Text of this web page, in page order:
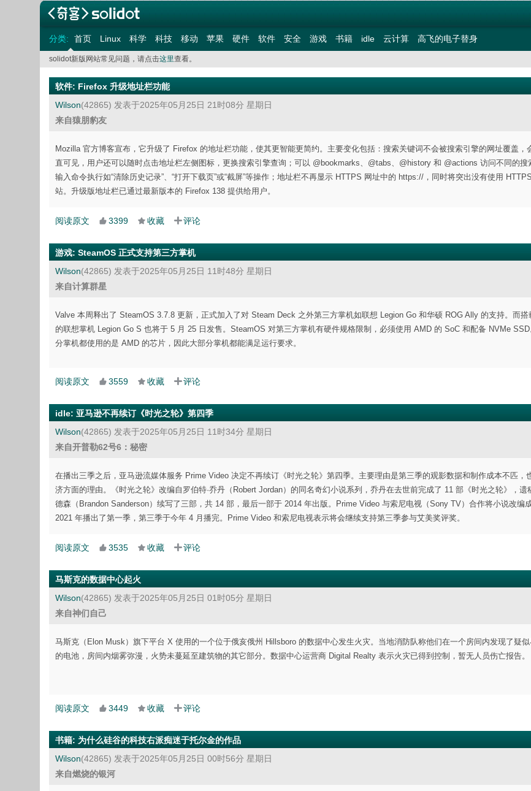
分类: 首页 Linux 科学 科技 移动 苹果 硬件 软件 安全 游戏 书籍 idle 云计算 高飞的电子替身
solidot新版网站常见问题，请点击这里查看。
软件: Firefox 升级地址栏功能
Wilson(42865) 发表于2025年05月25日 21时08分 星期日
来自猿朋豹友
Mozilla 官方博客宣布，它升级了 Firefox 的地址栏功能，使其更智能更简约。主要变化包括：搜索关键词不会被搜索引擎的网址覆盖，
直可见，用户还可以随时点击地址栏左侧图标，更换搜索引擎查询；可以 @bookmarks、@tabs、@history 和 @actions 访问不同的搜
输入命令执行如“清除历史记录”、“打开下载页”或“截屏”等操作；地址栏不再显示 HTTPS 网址中的 https://，同时将突出没有使用
站。升级版地址栏已通过最新版本的 Firefox 138 提供给用户。
阅读原文 3399 收藏 评论
游戏: SteamOS 正式支持第三方掌机
Wilson(42865) 发表于2025年05月25日 11时48分 星期日
来自计算群星
Valve 本周释出了 SteamOS 3.7.8 更新，正式加入了对 Steam Deck 之外第三方掌机如联想 Legion Go 和华硕 ROG Ally 的支持。而搭
的联想掌机 Legion Go S 也将于 5 月 25 日发售。SteamOS 对第三方掌机有硬件规格限制，必须使用 AMD 的 SoC 和配备 NVMe
分掌机都使用的是 AMD 的芯片，因此大部分掌机都能满足运行要求。
阅读原文 3559 收藏 评论
idle: 亚马逊不再续订《时光之轮》第四季
Wilson(42865) 发表于2025年05月25日 11时34分 星期日
来自开普勒62号6：秘密
在播出三季之后，亚马逊流媒体服务 Prime Video 决定不再续订《时光之轮》第四季。主要理由是第三季的观影数据和制作成本不匹，
济方面的理由。《时光之轮》改编自罗伯特·乔丹（Robert Jordan）的同名奇幻小说系列，乔丹在去世前完成了 11 部《时光之轮》，遗
德森（Brandon Sanderson）续写了三部，共 14 部，最后一部于 2014 年出版。Prime Video 与索尼电视（Sony TV）合作将小说改编
2021 年播出了第一季，第三季于今年 4 月播完。Prime Video 和索尼电视表示将会继续支持第三季参与艾美奖评奖。
阅读原文 3535 收藏 评论
马斯克的数据中心起火
Wilson(42865) 发表于2025年05月25日 01时05分 星期日
来自神们自己
马斯克（Elon Musk）旗下平台 X 使用的一个位于俄亥俄州 Hillsboro 的数据中心发生火灾。当地消防队称他们在一个房间内发现了疑
的电池，房间内烟雾弥漫，火势未蔓延至建筑物的其它部分。数据中心运营商 Digital Realty 表示火灾已得到控制，暂无人员伤亡报告。
阅读原文 3449 收藏 评论
书籍: 为什么硅谷的科技右派痴迷于托尔金的作品
Wilson(42865) 发表于2025年05月25日 00时56分 星期日
来自燃烧的银河